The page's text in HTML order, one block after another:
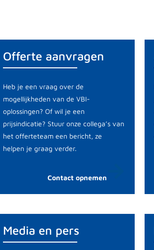
Offerte aanvragen
Heb je een vraag over de
mogellijkheden van de VBI-
oplossingen? Of wil je een
prijsindicatie? Stuur onze collega’s van
het offerteteam een bericht, ze
helpen je graag verder.
Contact opnemen
Media en pers